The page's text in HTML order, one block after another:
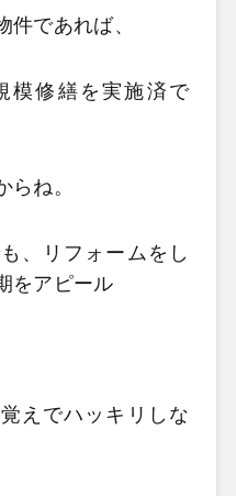
件であれば、
模修繕を実施済で
らね。
、リフォームをし
をアピール
えでハッキリしな